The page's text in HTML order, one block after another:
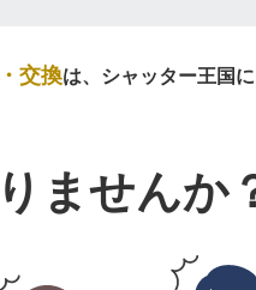
交換は、シャッター王国
ませんか